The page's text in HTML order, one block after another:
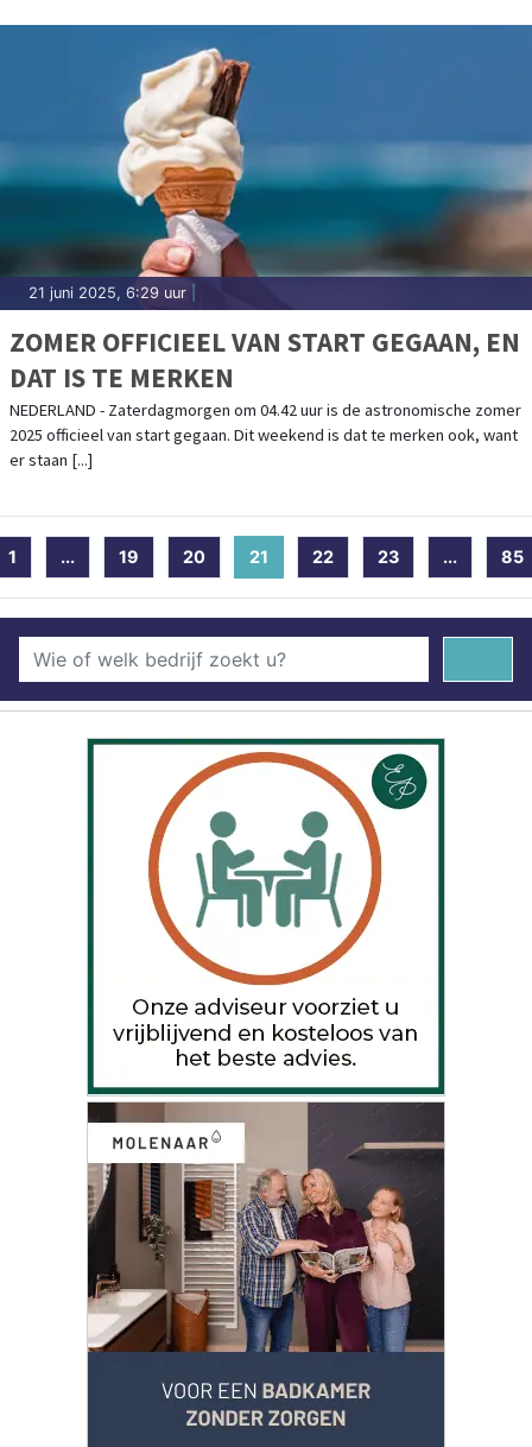
21 juni 2025, 6:29 uur
ZOMER OFFICIEEL VAN START GEGAAN, EN
DAT IS TE MERKEN
NEDERLAND - Zaterdagmorgen om 04.42 uur is de astronomische zomer
2025 officieel van start gegaan. Dit weekend is dat te merken ook, want
er staan [...]
1 ... 19 20 21 (current)
22 23 ... 85